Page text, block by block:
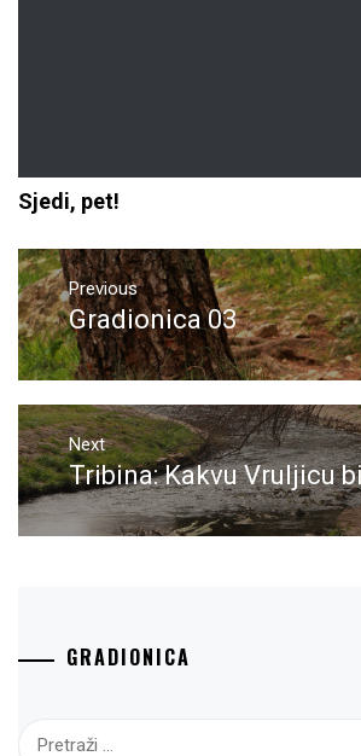
Sjedi, pet!
Navigacija
objavaPrevious
Previous
post:
Gradionica 03
Next
Next
post:
Tribina: Kakvu Vruljicu
GRADIONICA
Pretraži: